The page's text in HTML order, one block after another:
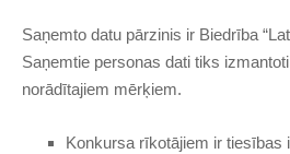
Saņemto datu pārzinis ir Biedrība
Saņemtie personas dati tiks
norādītajiem mērķiem.
Konkursa rīkotājiem ir tiesības